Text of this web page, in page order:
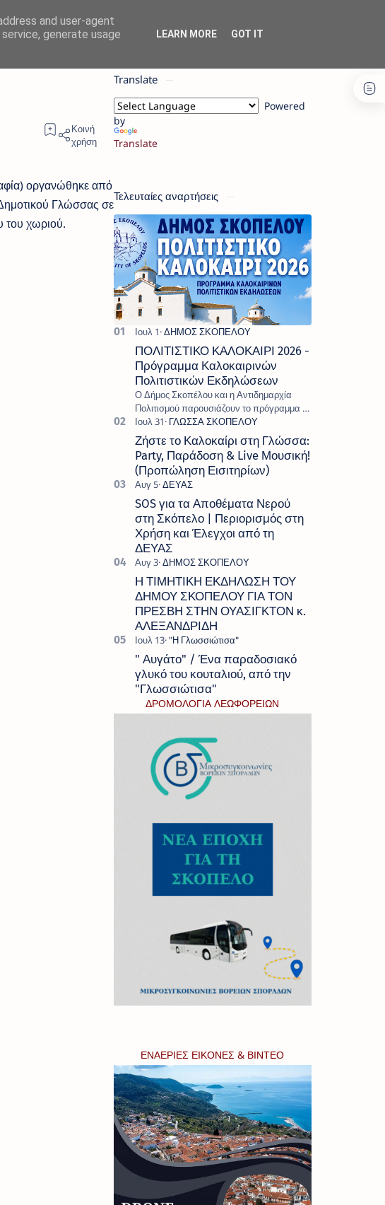
οργανώθηκε από
Γλώσσας σε
του χωριού.
Translate
Powered
by
Translate
Τελευταίες αναρτήσεις
ΠΟΛΙΤΙΣΤΙΚΟ ΚΑΛΟΚΑΙΡΙ 2026 -
Πρόγραμμα Καλοκαιρινών
Πολιτιστικών Εκδηλώσεων
Ο Δήμος Σκοπέλου και η Αντιδημαρχία
Πολιτισμού παρουσιάζουν το πρόγραμμα «
Πολιτιστικό Καλοκαίρι 2026 », ένα πλούσιο
και πολυσυλλεκτικό πρόγραμμα εκδ…
Ζήστε το Καλοκαίρι στη Γλώσσα:
Party, Παράδοση & Live Μουσική!
(Προπώληση Εισιτηρίων)
SOS για τα Αποθέματα Νερού
στη Σκόπελο | Περιορισμός στη
Χρήση και Έλεγχοι από τη
ΔΕΥΑΣ
Η ΤΙΜΗΤΙΚΗ ΕΚΔΗΛΩΣΗ ΤΟΥ
ΔΗΜΟΥ ΣΚΟΠΕΛΟΥ ΓΙΑ ΤΟΝ
ΠΡΕΣΒΗ ΣΤΗΝ ΟΥΑΣΙΓΚΤΟΝ κ.
ΑΛΕΞΑΝΔΡΙΔΗ
" Αυγάτο" / Ένα παραδοσιακό
γλυκό του κουταλιού, από την
"Γλωσσιώτισα"
ΔΡΟΜΟΛΟΓΙΑ ΛΕΩΦΟΡΕΙΩΝ
ΕΝΑΕΡΙΕΣ ΕΙΚΟΝΕΣ & ΒΙΝΤΕΟ
and user-agent
generate usage
LEARN MORE GOT IT